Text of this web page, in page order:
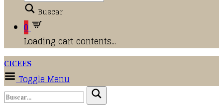
Buscar
0
Loading cart contents...
CICEES
Toggle Menu